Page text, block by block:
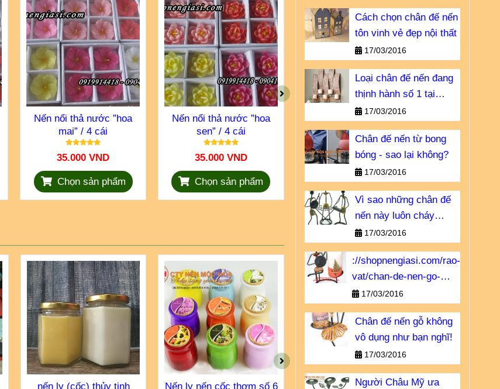
Nến nổi thả nước ”hoa
mai” / 4 cái
35.000 VND
Chọn sản phẩm
Nến nổi thả nước ”hoa
sen” / 4 cái
35.000 VND
Chọn sản phẩm
Nến nổi thả nước ”hoa ly”
/ 4 cái
35.000 VND
Chọn sản phẩm
Nến thả
nến ly (cốc) thủy tinh
Nến ly nến cốc thơm số 6 Nến ly nến cốc thơm số 7
Cách chọn chân đế nến
tôn vinh vẻ đẹp nội thất
17/03/2016
Loại chân đế nến đang
thịnh hành số 1 tại
Châu u
17/03/2016
Chân đế nến từ bong
bóng - sao lại không?
17/03/2016
Vì sao những chân đế
nến này luôn cháy
hàng?
17/03/2016
://shopnengiasi.com/rao-
vat/chan-de-nen-go-
khong-vo-dung-nhu-ban-
17/03/2016
Chân đế nến gỗ không
vô dụng như bạn nghĩ!
17/03/2016
Người Châu Mỹ ưa